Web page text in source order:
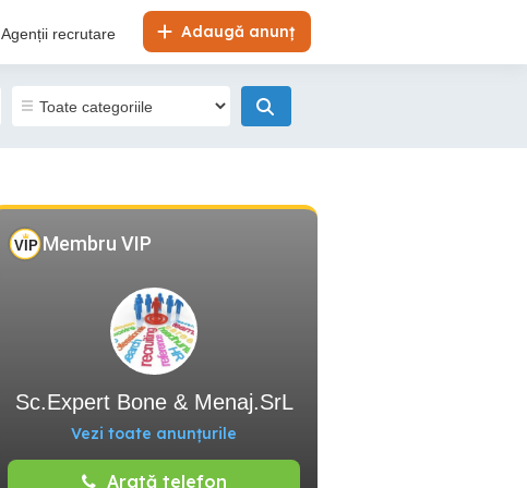
Adaugă anunț
Agenții recrutare
Membru VIP
Sc.Expert Bone & Menaj.SrL
Vezi toate anunțurile
Arată telefon